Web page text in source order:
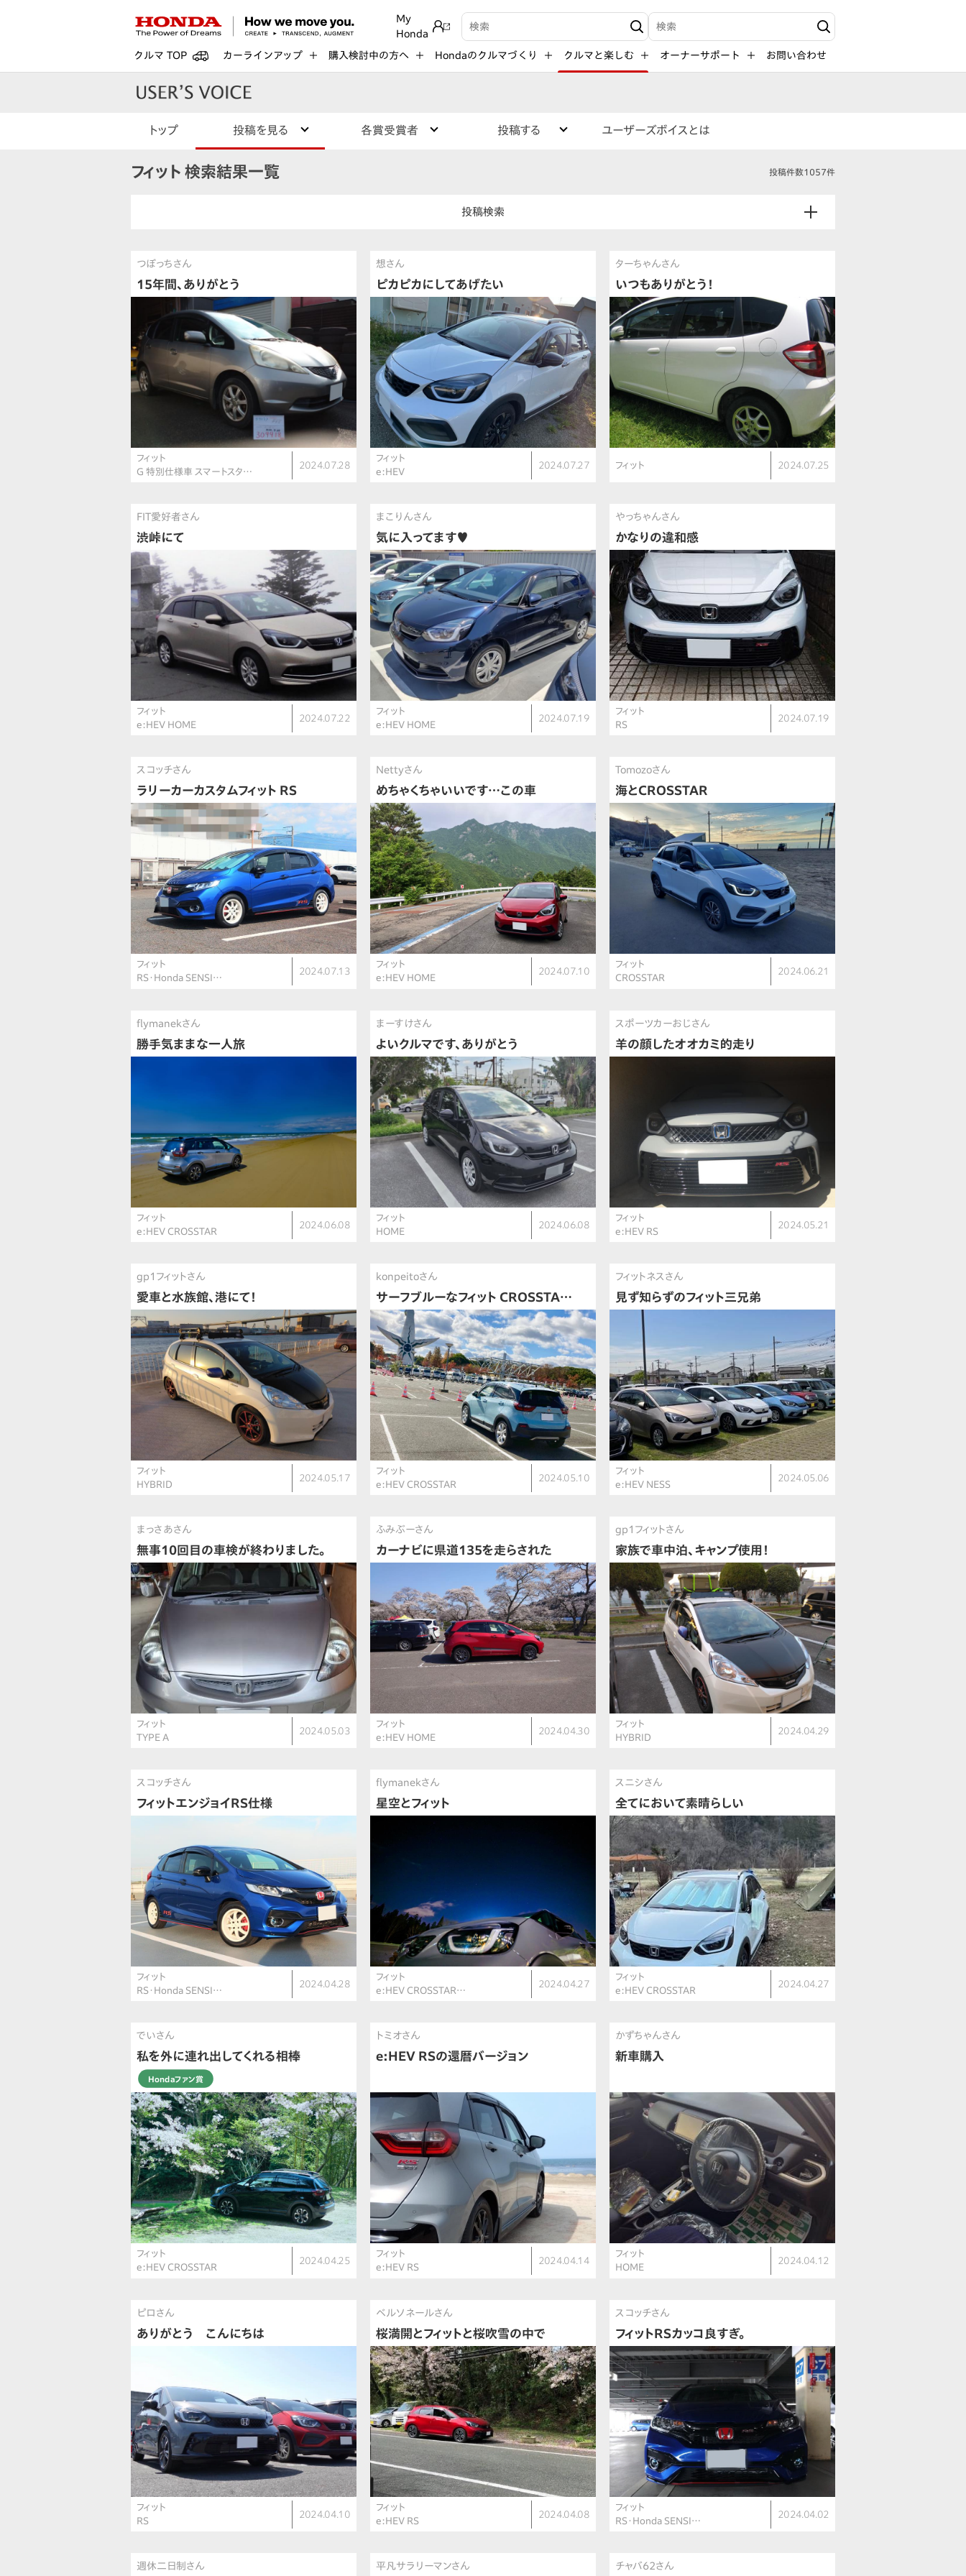
My
Honda
検索キーワード入力 検索キーワード入力
クルマ TOP カーラインアップ 購入検討中の方へ Hondaのクルマづくり クルマと楽しむ オーナーサポート お問い合わせ
トップ 投稿を見る 各賞受賞者 投稿する ユーザーズボイスとは
フィット 検索結果一覧 投稿件数1057件
投稿検索
つぼっちさん
15年間、ありがとう
フィット
G 特別仕様車 スマートスタ…
2024.07.28
想さん
ピカピカにしてあげたい
フィット
e:HEV
2024.07.27
ターちゃんさん
いつもありがとう！
フィット 2024.07.25
FIT愛好者さん
渋峠にて
フィット
e:HEV HOME
2024.07.22
まこりんさん
気に入ってます♥
フィット
e:HEV HOME
2024.07.19
やっちゃんさん
かなりの違和感
フィット
RS
2024.07.19
スコッチさん
ラリーカーカスタムフィット RS
フィット
RS・Honda SENSI…
2024.07.13
Nettyさん
めちゃくちゃいいです…この車
フィット
e:HEV HOME
2024.07.10
Tomozoさん
海とCROSSTAR
フィット
CROSSTAR
2024.06.21
flymanekさん
勝手気ままな一人旅
フィット
e:HEV CROSSTAR
2024.06.08
まーすけさん
よいクルマです、ありがとう
フィット
HOME
2024.06.08
スポーツカーおじさん
羊の顔したオオカミ的走り
フィット
e:HEV RS
2024.05.21
gp1フィットさん
愛車と水族館、港にて！
フィット
HYBRID
2024.05.17
konpeitoさん
サーフブルーなフィット CROSSTA…
フィット
e:HEV CROSSTAR
2024.05.10
フィットネスさん
見ず知らずのフィット三兄弟
フィット
e:HEV NESS
2024.05.06
まっさあさん
無事10回目の車検が終わりました。
フィット
TYPE A
2024.05.03
ふみぶーさん
カーナビに県道135を走らされた
フィット
e:HEV HOME
2024.04.30
gp1フィットさん
家族で車中泊、キャンプ使用！
フィット
HYBRID
2024.04.29
スコッチさん
フィットエンジョイRS仕様
フィット
RS・Honda SENSI…
2024.04.28
flymanekさん
星空とフィット
フィット
e:HEV CROSSTAR…
2024.04.27
スニシさん
全てにおいて素晴らしい
フィット
e:HEV CROSSTAR
2024.04.27
でいさん
私を外に連れ出してくれる相棒
Hondaファン賞
フィット
e:HEV CROSSTAR
2024.04.25
トミオさん
e:HEV RSの還暦バージョン
フィット
e:HEV RS
2024.04.14
かずちゃんさん
新車購入
フィット
HOME
2024.04.12
ピロさん
ありがとう こんにちは
フィット
RS
2024.04.10
ベルソネールさん
桜満開とフィットと桜吹雪の中で
フィット
e:HEV RS
2024.04.08
スコッチさん
フィットRSカッコ良すぎ。
フィット
RS・Honda SENSI…
2024.04.02
週休二日制さん 平凡サラリーマンさん チャバ62さん